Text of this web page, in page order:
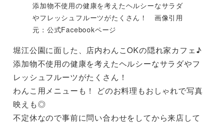
添加物不使用の健康を考えたヘルシーなサラダ
やフレッシュフルーツがたくさん！ 画像引用
元：公式Facebookページ
堀江公園に面した、店内わんこOKの隠れ家カフェ♪
添加物不使用の健康を考えたヘルシーなサラダやフ
レッシュフルーツがたくさん！
わんこ用メニューも！ どのお料理もおしゃれで写真
映えも◎
不定休なので事前に問い合わせをしてから来店して